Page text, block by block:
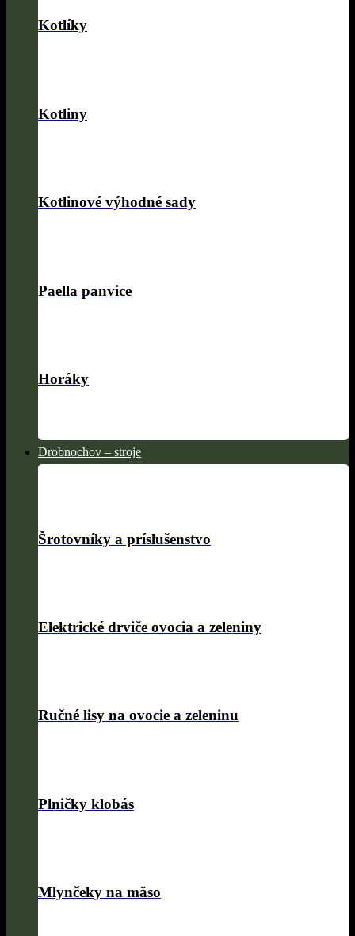
Kotlíky
Kotliny
Kotlinové výhodné sady
Paella panvice
Horáky
Drobnochov – stroje
Šrotovníky a príslušenstvo
Elektrické drviče ovocia a zeleniny
Ručné lisy na ovocie a zeleninu
Plničky klobás
Mlynčeky na mäso